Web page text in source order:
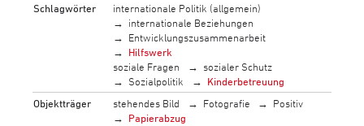
Schlagwörter
internationale Politik (allgemein)
internationale Beziehungen
Entwicklungszusammenarbeit
Hilfswerk
soziale Fragen
sozialer Schutz
Sozialpolitik
Kinderbetreuung
Objektträger
stehendes Bild Fotografie
Positiv
Papierabzug